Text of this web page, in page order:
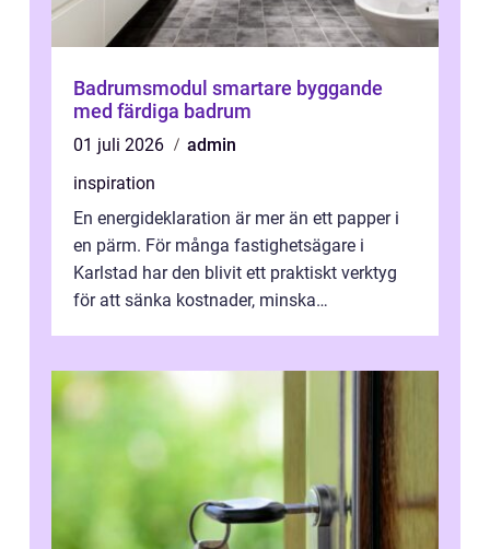
Badrumsmodul smartare byggande
med färdiga badrum
01 juli 2026
admin
inspiration
En energideklaration är mer än ett papper i
en pärm. För många fastighetsägare i
Karlstad har den blivit ett praktiskt verktyg
för att sänka kostnader, minska